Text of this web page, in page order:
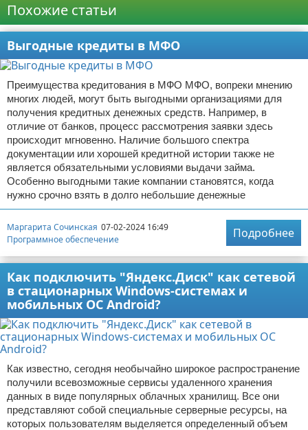
Похожие статьи
Выгодные кредиты в МФО
Преимущества кредитования в МФО МФО, вопреки мнению
многих людей, могут быть выгодными организациями для
получения кредитных денежных средств. Например, в
отличие от банков, процесс рассмотрения заявки здесь
происходит мгновенно. Наличие большого спектра
документации или хорошей кредитной истории также не
является обязательными условиями выдачи займа.
Особенно выгодными такие компании становятся, когда
нужно срочно взять в долго небольшие денежные
Маргарита Сочинская 07-02-2024 16:49
Программное обеспечение
Подробнее
Как подключить "Яндекс.Диск" как сетевой
в стационарных Windows-системах и
мобильных ОС Android?
Как известно, сегодня необычайно широкое распространение
получили всевозможные сервисы удаленного хранения
данных в виде популярных облачных хранилищ. Все они
представляют собой специальные серверные ресурсы, на
которых пользователям выделяется определенный объем